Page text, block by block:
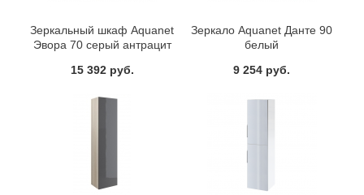
Зеркальный шкаф Aquanet
Эвора 70 серый антрацит
15 392 руб.
Зеркало Aquanet Данте 90
белый
9 254 руб.